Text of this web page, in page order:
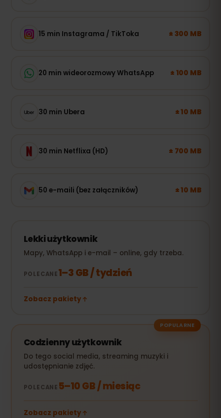
15 min Instagrama / TikToka ± 300 MB
20 min wideorozmowy WhatsApp ± 100 MB
30 min Ubera ± 10 MB
30 min Netflixa (HD) ± 700 MB
50 e-maili (bez załączników) ± 10 MB
Lekki użytkownik
Mapy, WhatsApp i e-mail – online, gdy trzeba.
POLECANE1–3 GB / tydzień
Zobacz pakiety
POPULARNE
Codzienny użytkownik
Do tego social media, streaming muzyki i
udostępnianie zdjęć.
POLECANE 5–10 GB / miesiąc
Zobacz pakiety